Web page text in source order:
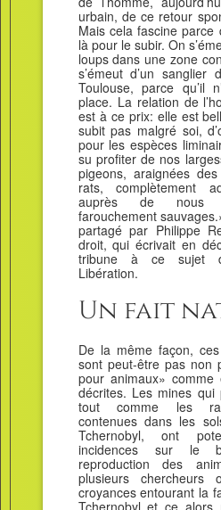
urbain, de ce retour
Mais cela fascine parce
là pour le subir. On
loups dans une zone
s’émeut d’un
Toulouse, parce qu’il
place. La relation de
est à ce prix: elle est
subit pas malgré soi,
pour les espèces
su profiter de nos
pigeons, araignées
rats, complètement
auprès de nous
farouchement
partagé par Philippe
droit, qui écrivait en
tribune à ce sujet
Libération.
Un fait
De la même façon,
sont peut-être pas non
pour animaux»
décrites. Les mines qui
tout comme les
contenues dans les
Tchernobyl, ont
incidences sur le
reproduction des
plusieurs chercheurs
croyances entourant la
Tchernobyl et ce alors